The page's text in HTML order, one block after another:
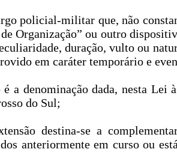
policial-militar que, não
Organização” ou outro
duração, vulto ou
em caráter temporário e
a denominação dada, nesta
do Sul;
destina-se a
anteriormente em curso ou